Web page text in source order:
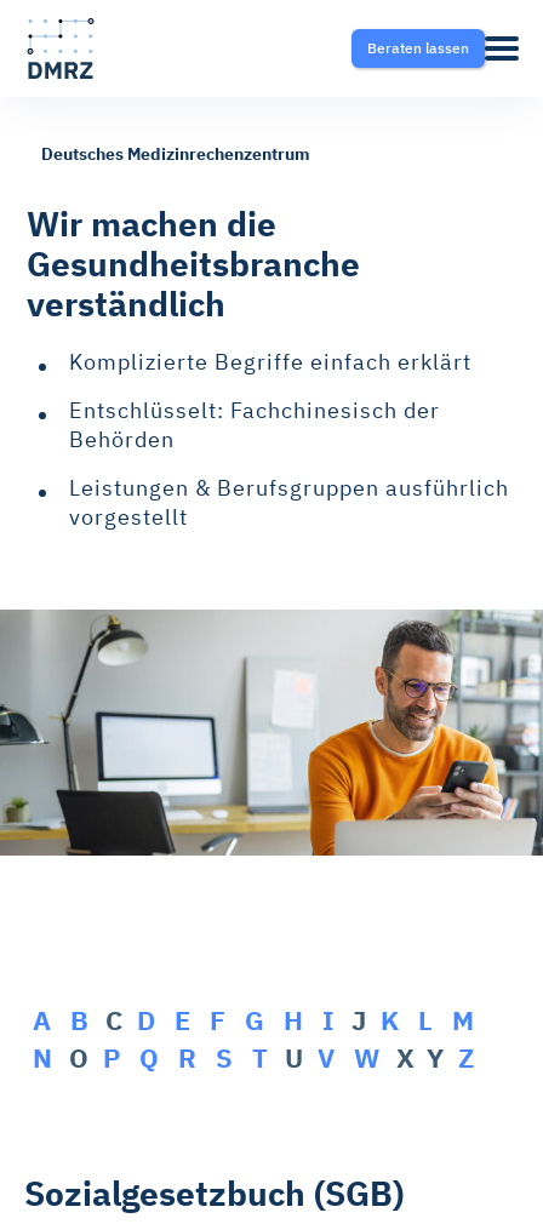
Beraten lassen
Krankentransport- und
Taxisoftware
Krankentransport-App
Fahrtvermittlung
Therapeutensoftware
Pflege-App
Vorfinanzierung
Telematikinfrastruktur (TI)
Krankentransport
Heilmittel
Hilfsmittel
Selektivverträge
FAQ
Ratgeber
Deutsches Medizinrechenzentrum
Wir machen die
Gesundheitsbranche
verständlich
Komplizierte Begriffe einfach erklärt
Entschlüsselt: Fachchinesisch der
Behörden
Leistungen & Berufsgruppen ausführlich
vorgestellt
A B C D E F G H I J K L
M
N O P Q R S T U V W X Y Z
Sozialgesetzbuch (SGB)